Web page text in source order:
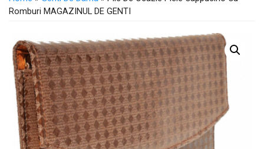
Romburi MAGAZINUL DE GENTI